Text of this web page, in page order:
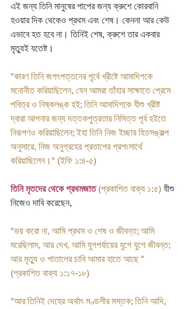
এই জন্য তিনি মানুষের পাপের জন্য ক্রুশে কোরবানি
হওয়ার দিক থেকেও প্রথম এবং শেষ। কেননা আর কেউ
এভাবে হত হবে না। তিনিই শেষ, ক্রুশে তার একবার
মৃত্যুই যতেষ্ট।
"কারণ তিনি জগৎপত্তনের পূর্বে খ্রীষ্টে আমাদিগকে
মনোনীত করিয়াছিলেন, যেন আমরা তাঁহার সাক্ষাতে প্রেমে
পবিত্র ও নিষ্কলঙ্ক হই; তিনি আমাদিগকে যীশু খ্রীষ্ট
দ্বারা আপনার জন্য দত্তকপুত্রতার নিমিত্ত পূর্ব হইতে
নিরূপণও করিয়াছিলেন; ইহা তিনি নিজ ইচ্ছার হিতসঙ্কল্প
অনুসারে, নিজ অনুগ্রহের প্রতাপের প্রশংসার্থে
করিয়াছিলেন।" (ইফি ১:৪-৫)
তিনি মৃতদের থেকে প্রথমজাত (প্রকাশিত বাক্য ১:৫) যীশু
নিজেও দাবি করেছেন,
"ভয় করো না, আমি প্রথম ও শেষ ও জীবন্ত; আমি
মরেছিলাম, আর দেখ, আমি যুগপর্যায়ের যুগে যুগে জীবন্ত;
আর মৃত্যু ও পাতালের চাবি আমার হাতে আছে "
(প্রকাশিত বাক্য ১:১৭-১৮)
"আর তিনিই দেহের অর্থাৎ মণ্ডলীর মস্তক; তিনি আদি,